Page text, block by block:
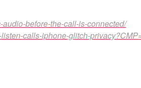
before-the-call-is-connected/
calls-iphone-glitch-